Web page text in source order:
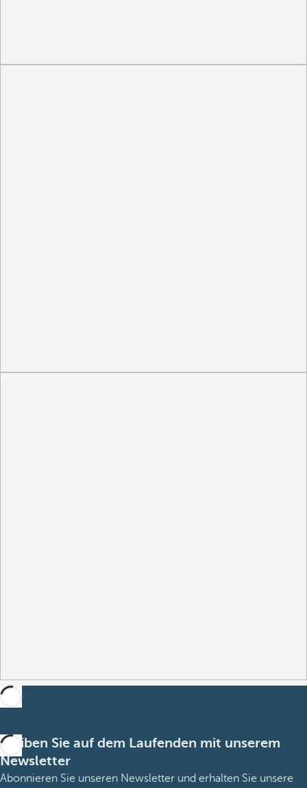
Bleiben Sie auf dem Laufenden mit unserem
Newsletter
Abonnieren Sie unseren Newsletter und erhalten Sie unsere